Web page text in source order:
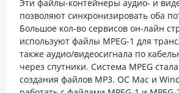
Эти файлы-контейнеры аудио- и
позволяют синхронизировать оба
Большое кол-во сервисов он-лайн
используют файлы MPEG-1 для
также аудио/видеосигнала по
через спутники. Система MPEG
создания файлов MP3. ОС Mac и